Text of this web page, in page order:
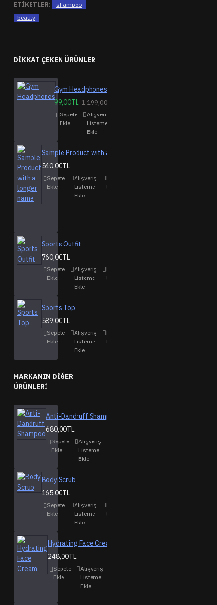
ETIKETLER:
shampoo
beauty
DIKKAT ÇEKEN ÜRÜNLER
Gym Headphones
99,00TL 1.199,00TL
Sepete
Ekle
Alışveriş
Listeme
Ekle
Sample Product with a longer name
540,00TL
Sepete
Ekle
Alışveriş
Listeme
Ekle
Sports Outfit
760,00TL
Sepete
Ekle
Alışveriş
Listeme
Ekle
Sports Top
589,00TL
Sepete
Ekle
Alışveriş
Listeme
Ekle
MARKANIN DIĞER
ÜRÜNLERI
Anti-Dandruff Shampoo
680,00TL
Sepete
Ekle
Alışveriş
Listeme
Ekle
Body Scrub
165,00TL
Sepete
Ekle
Alışveriş
Listeme
Ekle
Hydrating Face Cream
248,00TL
Sepete
Ekle
Alışveriş
Listeme
Ekle